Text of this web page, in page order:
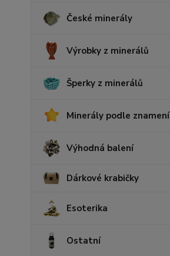
České minerály
Výrobky z minerálů
Šperky z minerálů
Minerály podle znamení
Výhodná balení
Dárkové krabičky
Esoterika
Ostatní